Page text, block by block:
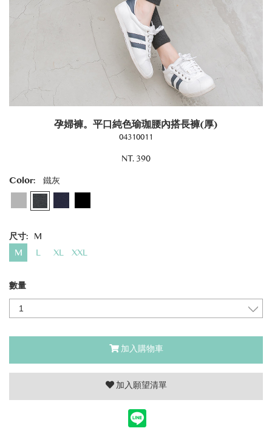
孕婦褲。平口純色瑜珈腰內搭長褲(厚)
04310011
NT. 390
Color:
鐵灰
尺寸: M
M
L XL XXL
數量
加入購物車
加入願望清單